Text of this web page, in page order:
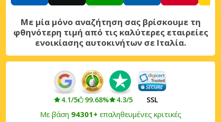
Με μία μόνο αναζήτηση σας βρίσκουμε τη
φθηνότερη τιμή από τις καλύτερες εταιρείες
ενοικίασης αυτοκινήτων σε Ιταλία.
4.1/5 99.68% 4.3/5 SSL
Με βάση 94301+ επαληθευμένες κριτικές